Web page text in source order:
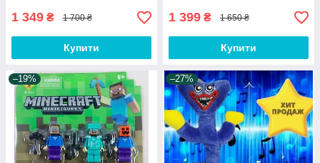
1 349 ₴ 1 700 ₴
Купити
1 399 ₴ 1 650 ₴
Купити
–19% –27%